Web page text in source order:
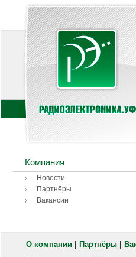
Компания
Новости
Партнёры
Вакансии
О компании Партнёры